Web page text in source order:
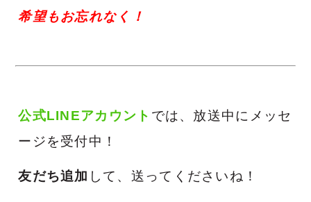
希望もお忘れなく！
公式LINEアカウント では、放送中にメッセ
ージを受付中！
友だち追加 して、送ってくださいね！